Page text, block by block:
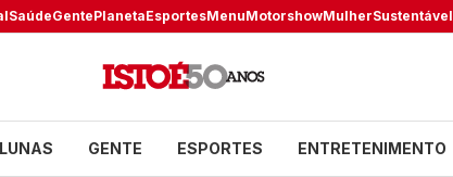
SaúdeGentePlanetaEsportesMenuMotorshowMulherSustentável
GENTE ESPORTES ENTRETENIMENTO